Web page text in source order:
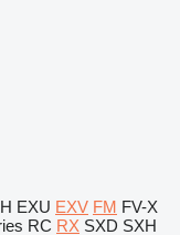
EXU EXV FM FV-X
RC RX SXD SXH